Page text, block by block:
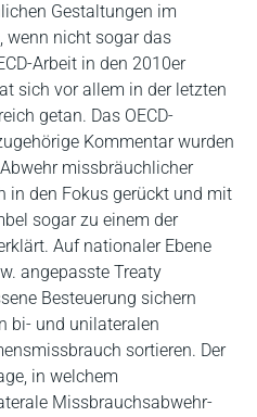
Gestaltungen im
wenn nicht sogar das
Arbeit in den 2010er
sich vor allem in der letzten
getan. Das OECD-
Kommentar wurden
missbräuchlicher
in den Fokus gerückt und mit
sogar zu einem der
Auf nationaler Ebene
angepasste Treaty
Besteuerung sichern
bi- und unilateralen
sortieren. Der
in welchem
Missbrauchsabwehr-